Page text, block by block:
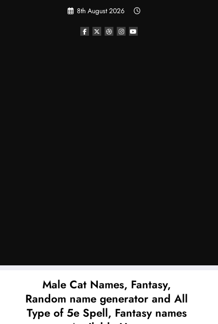
8th August 2026
Male Cat Names, Fantasy,
Random name generator and All
Type of 5e Spell, Fantasy names